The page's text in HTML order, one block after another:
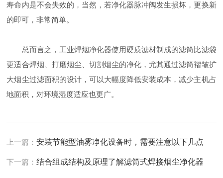
寿命内是不会失效的，当然，若净化器脉冲阀发生损坏，更换新
的即可，非常简单。
总而言之，工业焊烟净化器使用硬质滤材制成的滤筒比滤袋
更适合焊烟、打磨烟尘、切割烟尘的净化，尤其通过滤筒褶皱扩
大烟尘过滤面积的设计，可以大幅度降低安装成本，减少主机占
地面积，对环境湿度适应也更广。
上一篇：安装节能型油雾净化设备时，需要注意以下几点
下一篇：结合组成结构及原理了解滤筒式焊接烟尘净化器